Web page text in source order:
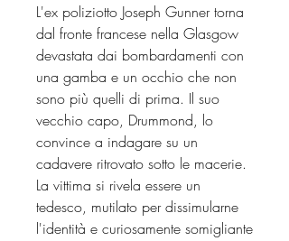
L'ex poliziotto Joseph Gunner torna
dal fronte francese nella Glasgow
devastata dai bombardamenti con
una gamba e un occhio che non
sono più quelli di prima. Il suo
vecchio capo, Drummond, lo
convince a indagare su un
cadavere ritrovato sotto le macerie.
La vittima si rivela essere un
tedesco, mutilato per dissimularne
l'identità e curiosamente somigliante